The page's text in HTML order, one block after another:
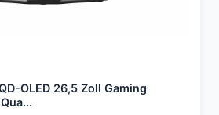
OLED 26,5 Zoll Gaming